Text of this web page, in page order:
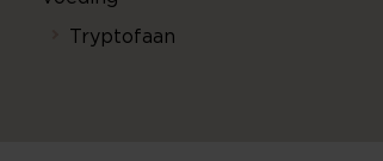
Tryptofaan